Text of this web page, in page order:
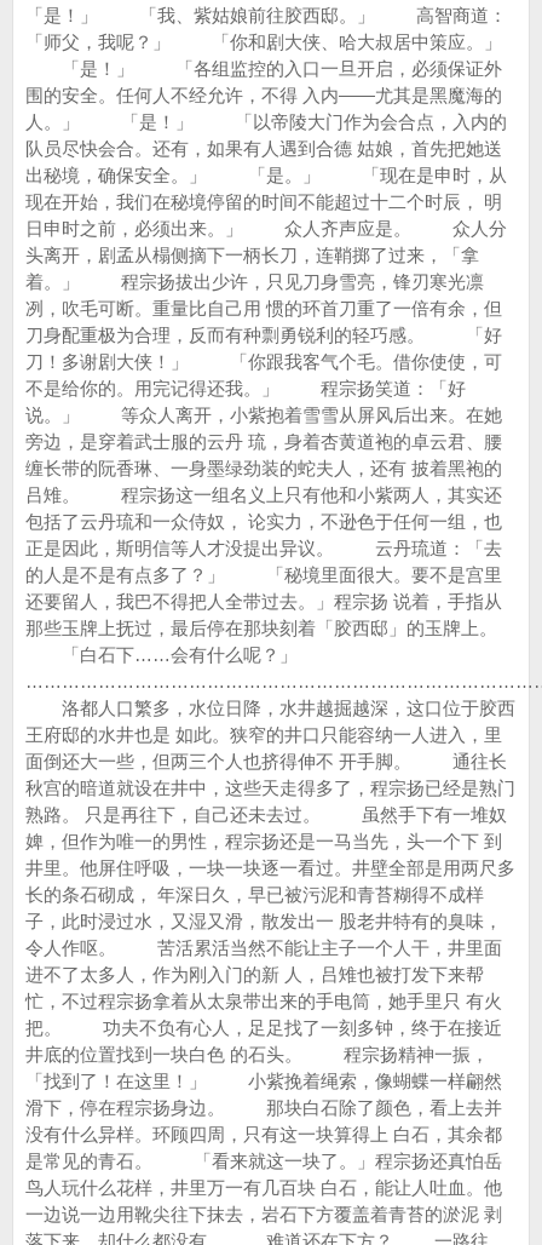
「是！」 「我、紫姑娘前往胶西邸。」 高智商道：
「师父，我呢？」 「你和剧大侠、哈大叔居中策应。」
「是！」 「各组监控的入口一旦开启，必须保证外
围的安全。任何人不经允许，不得 入内——尤其是黑魔海的
人。」 「是！」 「以帝陵大门作为会合点，入内的
队员尽快会合。还有，如果有人遇到合德 姑娘，首先把她送
出秘境，确保安全。」 「是。」 「现在是申时，从
现在开始，我们在秘境停留的时间不能超过十二个时辰， 明
日申时之前，必须出来。」 众人齐声应是。 众人分
头离开，剧孟从榻侧摘下一柄长刀，连鞘掷了过来，「拿
着。」 程宗扬拔出少许，只见刀身雪亮，锋刃寒光凛
冽，吹毛可断。重量比自己用 惯的环首刀重了一倍有余，但
刀身配重极为合理，反而有种剽勇锐利的轻巧感。 「好
刀！多谢剧大侠！」 「你跟我客气个毛。借你使使，可
不是给你的。用完记得还我。」 程宗扬笑道：「好
说。」 等众人离开，小紫抱着雪雪从屏风后出来。在她
旁边，是穿着武士服的云丹 琉，身着杏黄道袍的卓云君、腰
缠长带的阮香琳、一身墨绿劲装的蛇夫人，还有 披着黑袍的
吕雉。 程宗扬这一组名义上只有他和小紫两人，其实还
包括了云丹琉和一众侍奴， 论实力，不逊色于任何一组，也
正是因此，斯明信等人才没提出异议。 云丹琉道：「去
的人是不是有点多了？」 「秘境里面很大。要不是宫里
还要留人，我巴不得把人全带过去。」程宗扬 说着，手指从
那些玉牌上抚过，最后停在那块刻着「胶西邸」的玉牌上。
「白石下……会有什么呢？」
洛都人口繁多，水位日降，水井越掘越深，这口位于胶西
王府邸的水井也是 如此。狭窄的井口只能容纳一人进入，里
面倒还大一些，但两三个人也挤得伸不 开手脚。 通往长
秋宫的暗道就设在井中，这些天走得多了，程宗扬已经是熟门
熟路。 只是再往下，自己还未去过。 虽然手下有一堆奴
婢，但作为唯一的男性，程宗扬还是一马当先，头一个下 到
井里。他屏住呼吸，一块一块逐一看过。井壁全部是用两尺多
长的条石砌成， 年深日久，早已被污泥和青苔糊得不成样
子，此时浸过水，又湿又滑，散发出一 股老井特有的臭味，
令人作呕。 苦活累活当然不能让主子一个人干，井里面
进不了太多人，作为刚入门的新 人，吕雉也被打发下来帮
忙，不过程宗扬拿着从太泉带出来的手电筒，她手里只 有火
把。 功夫不负有心人，足足找了一刻多钟，终于在接近
井底的位置找到一块白色 的石头。 程宗扬精神一振，
「找到了！在这里！」 小紫挽着绳索，像蝴蝶一样翩然
滑下，停在程宗扬身边。 那块白石除了颜色，看上去并
没有什么异样。环顾四周，只有这一块算得上 白石，其余都
是常见的青石。 「看来就这一块了。」程宗扬还真怕岳
鸟人玩什么花样，井里万一有几百块 白石，能让人吐血。他
一边说一边用靴尖往下抹去，岩石下方覆盖着青苔的淤泥 剥
落下来，却什么都没有。 难道还在下方？ 一路往